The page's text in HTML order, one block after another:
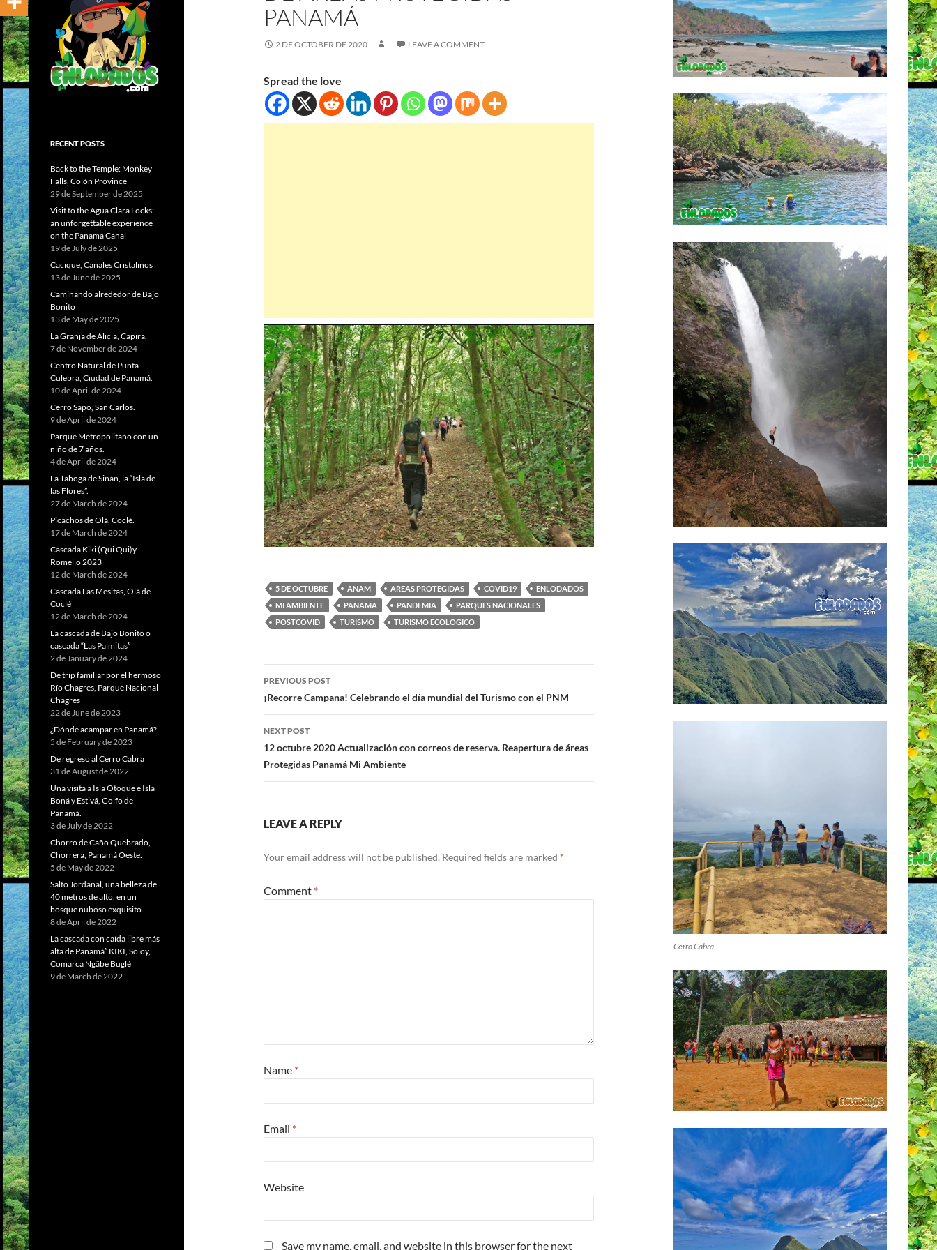
PANAMÁ
2 DE OCTOBER DE 2020 LEAVE A COMMENT
Spread the love
5 DE OCTUBRE ANAM AREAS PROTEGIDAS COVID19
ENLODADOS
MI AMBIENTE
PANAMA PANDEMIA
PARQUES NACIONALES
POSTCOVID
TURISMO TURISMO ECOLOGICO
Post
navigation
PREVIOUS POST
¡Recorre Campana! Celebrando el día mundial del Turismo con el PNM
NEXT POST
12 octubre 2020 Actualización con correos de reserva. Reapertura de áreas
Protegidas Panamá Mi Ambiente
LEAVE A REPLY
Your email address will not be published. Required fields are marked *
Comment *
Name *
Email *
Website
Save my name, email, and website in this browser for the next
Cerro Cabra
RECENT POSTS
Back to the Temple: Monkey
Falls, Colón Province
29 de September de 2025
Visit to the Agua Clara Locks:
an unforgettable experience
on the Panama Canal
19 de July de 2025
Cacique, Canales Cristalinos
13 de June de 2025
Caminando alrededor de Bajo
Bonito
13 de May de 2025
La Granja de Alicia, Capira.
7 de November de 2024
Centro Natural de Punta
Culebra, Ciudad de Panamá.
10 de April de 2024
Cerro Sapo, San Carlos.
9 de April de 2024
Parque Metropolitano con un
niño de 7 años.
4 de April de 2024
La Taboga de Sinán, la “Isla de
las Flores”.
27 de March de 2024
Picachos de Olá, Coclé.
17 de March de 2024
Cascada Kiki (Qui Qui)y
Romelio 2023
12 de March de 2024
Cascada Las Mesitas, Olá de
Coclé
12 de March de 2024
La cascada de Bajo Bonito o
cascada “Las Palmitas”
2 de January de 2024
De trip familiar por el hermoso
Río Chagres, Parque Nacional
Chagres
22 de June de 2023
¿Dónde acampar en Panamá?
5 de February de 2023
De regreso al Cerro Cabra
31 de August de 2022
Una visita a Isla Otoque e Isla
Boná y Estivá, Golfo de
Panamá.
3 de July de 2022
Chorro de Caño Quebrado,
Chorrera, Panamá Oeste.
5 de May de 2022
Salto Jordanal, una belleza de
40 metros de alto, en un
bosque nuboso exquisito.
8 de April de 2022
La cascada con caída libre más
alta de Panamá” KIKI, Soloy,
Comarca Ngäbe Buglé
9 de March de 2022